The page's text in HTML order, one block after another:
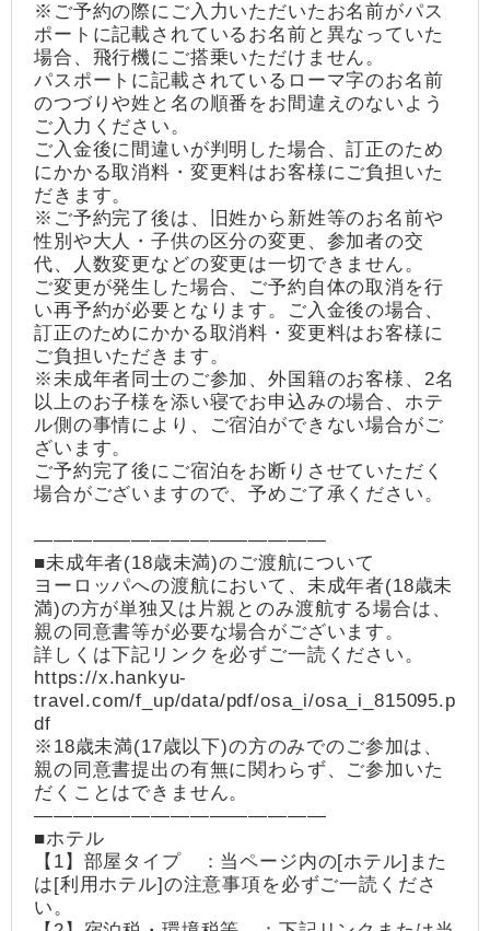
※ご予約の際にご入力いただいたお名前がパス
ポートに記載されているお名前と異なっていた
場合、飛行機にご搭乗いただけません。
パスポートに記載されているローマ字のお名前
のつづりや姓と名の順番をお間違えのないよう
ご入力ください。
ご入金後に間違いが判明した場合、訂正のため
にかかる取消料・変更料はお客様にご負担いた
だきます。
※ご予約完了後は、旧姓から新姓等のお名前や
性別や大人・子供の区分の変更、参加者の交
代、人数変更などの変更は一切できません。
ご変更が発生した場合、ご予約自体の取消を行
い再予約が必要となります。ご入金後の場合、
訂正のためにかかる取消料・変更料はお客様に
ご負担いただきます。
※未成年者同士のご参加、外国籍のお客様、2名
以上のお子様を添い寝でお申込みの場合、ホテ
ル側の事情により、ご宿泊ができない場合がご
ざいます。
ご予約完了後にご宿泊をお断りさせていただく
場合がございますので、予めご了承ください。
―――――――――――――――
■未成年者(18歳未満)のご渡航について
ヨーロッパへの渡航において、未成年者(18歳未
満)の方が単独又は片親とのみ渡航する場合は、
親の同意書等が必要な場合がございます。
詳しくは下記リンクを必ずご一読ください。
https://x.hankyu-
travel.com/f_up/data/pdf/osa_i/osa_i_815095.p
df
※18歳未満(17歳以下)の方のみでのご参加は、
親の同意書提出の有無に関わらず、ご参加いた
だくことはできません。
―――――――――――――――
■ホテル
【1】部屋タイプ ：当ページ内の[ホテル]また
は[利用ホテル]の注意事項を必ずご一読くださ
い。